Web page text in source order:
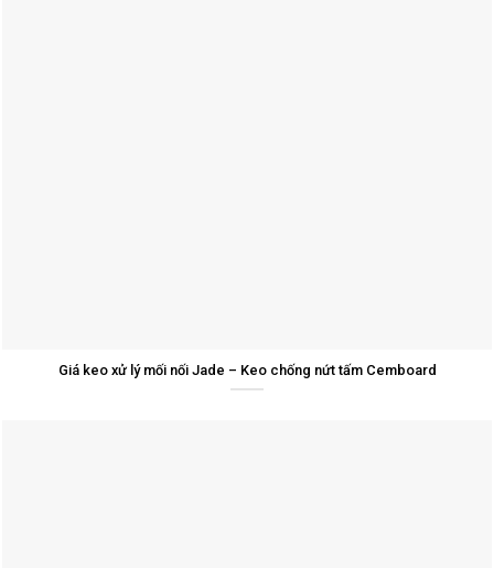
Giá keo xử lý mối nối Jade – Keo chống nứt tấm Cemboard